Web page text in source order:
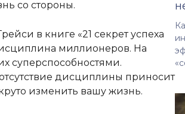
со стороны.
в книге «21 секрет успеха
миллионеров. На
суперспособностями.
дисциплины приносит
изменить вашу жизнь.